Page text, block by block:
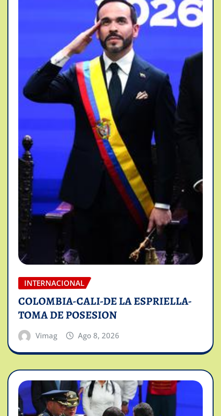
INTERNACIONAL
COLOMBIA-CALI-DE LA ESPRIELLA-
TOMA DE POSESION
Vimag Ago 8, 2026